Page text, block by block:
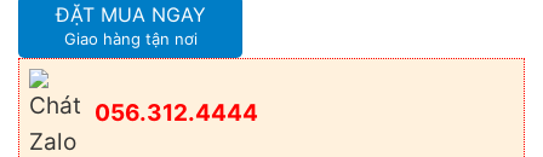
ĐẶT MUA NGAY
Giao hàng tận nơi
056.312.4444